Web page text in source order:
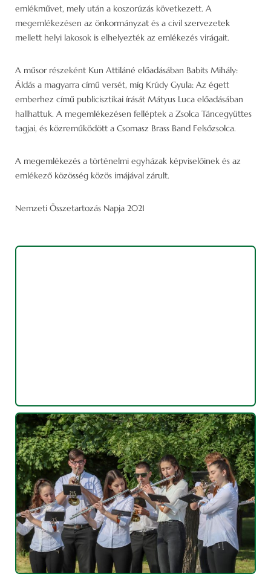
emlékművet, mely után a koszorúzás következett. A
megemlékezésen az önkormányzat és a civil szervezetek
mellett helyi lakosok is elhelyezték az emlékezés virágait.
A műsor részeként Kun Attiláné előadásában Babits Mihály:
Áldás a magyarra című versét, míg Krúdy Gyula: Az égett
emberhez című publicisztikai írását Mátyus Luca előadásában
hallhattuk. A megemlékezésen felléptek a Zsolca Táncegyüttes
tagjai, és közreműködött a Csomasz Brass Band Felsőzsolca.
A megemlékezés a történelmi egyházak képviselőinek és az
emlékező közösség közös imájával zárult.
Nemzeti Összetartozás Napja 2021